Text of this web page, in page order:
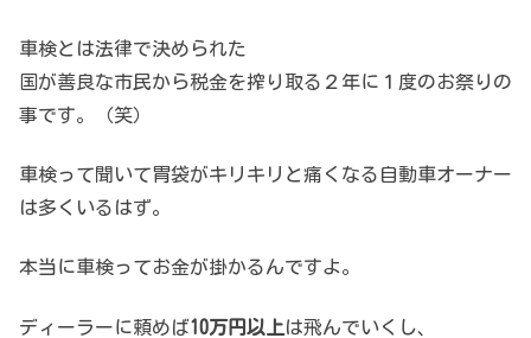
車検とは法律で決められた
国が善良な市民から税金を搾り取る２年に１度のお祭りの
事です。（笑）
車検って聞いて胃袋がキリキリと痛くなる自動車オーナー
は多くいるはず。
本当に車検ってお金が掛かるんですよ。
ディーラーに頼めば10万円以上は飛んでいくし、